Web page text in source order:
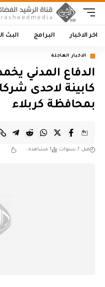
اخر الاخبار البرامج البث
الاخبار العاجلة
الدفاع المدني
كابينة لاحدى
بمحافظة كربلاء
قبل 7 سنوات 1 مشاهدة